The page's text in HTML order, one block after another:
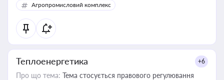
Агропромисловий комплекс
Теплоенергетика +6
Про що тема: Тема стосується правового регулювання